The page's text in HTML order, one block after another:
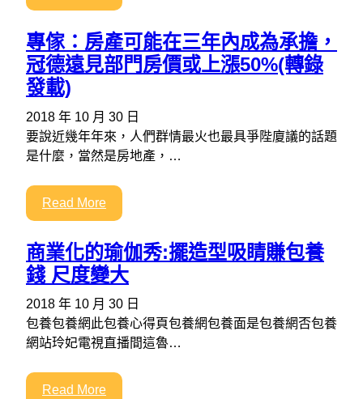
專傢：房產可能在三年內成為承擔，
冠德遠見部門房價或上漲50%(轉錄
發載)
2018 年 10 月 30 日
要說近幾年年來，人們群情最火也最具爭陛廈議的話題
是什麼，當然是房地產，…
Read More
商業化的瑜伽秀:擺造型吸睛賺包養
錢 尺度變大
2018 年 10 月 30 日
包養包養網此包養心得頁包養網包養面是包養網否包養
網站玲妃電視直播間這魯…
Read More